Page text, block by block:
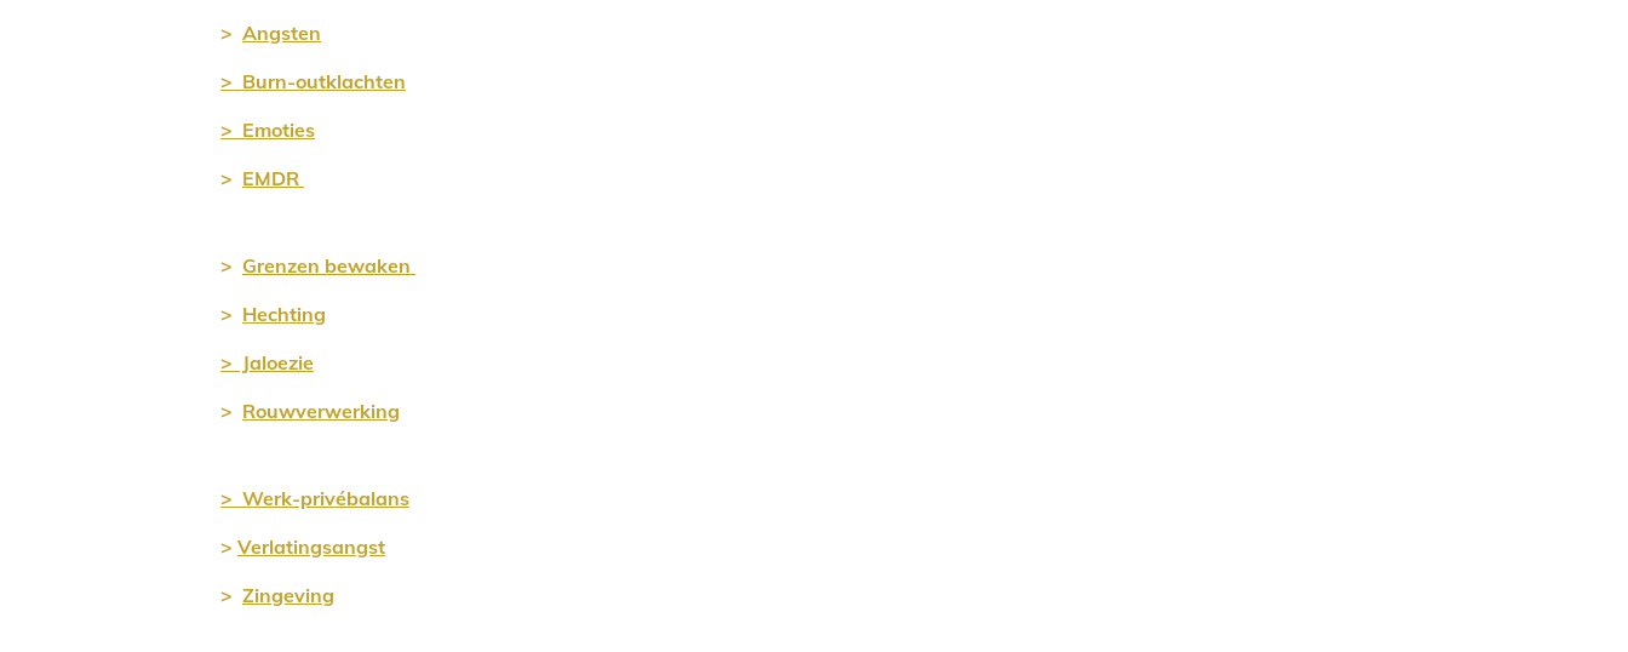
> Angsten
> Burn-outklachten
> Emoties
> EMDR
> Grenzen bewaken
> Hechting
> Jaloezie
> Rouwverwerking
> Werk-privébalans
> Verlatingsangst
> Zingeving